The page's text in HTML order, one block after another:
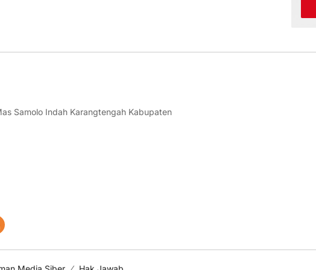
Samolo Indah Karangtengah Kabupaten